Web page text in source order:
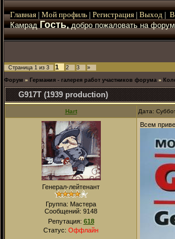
Главная | Мой профиль | Регистрация | Выход |
КамрадГость,добро пожаловать на
Страница 1 из 3 1 2 3 »
Форум » Германия - галерея работ участников форума »
G917T (1939 production)
Hart Дата:
Генерал-лейтенант
Группа: Мастера
Сообщений: 9148
Репутация: 618
Статус: Оффлайн
Всем